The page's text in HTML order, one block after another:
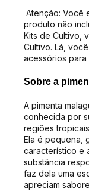
Atenção: Você
produto não
Kits de Cultivo,
Cultivo. Lá,
acessórios para
Sobre a
A pimenta
conhecida por
regiões
Ela é pequena,
característico e
substância
faz dela uma
apreciam